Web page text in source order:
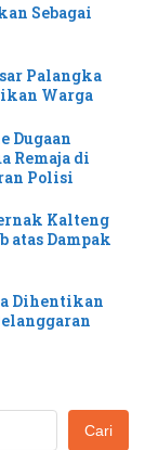
Sebagai
Palangka
Warga
Dugaan
Remaja di
Polisi
Kalteng
atas Dampak
Dihentikan
Cari